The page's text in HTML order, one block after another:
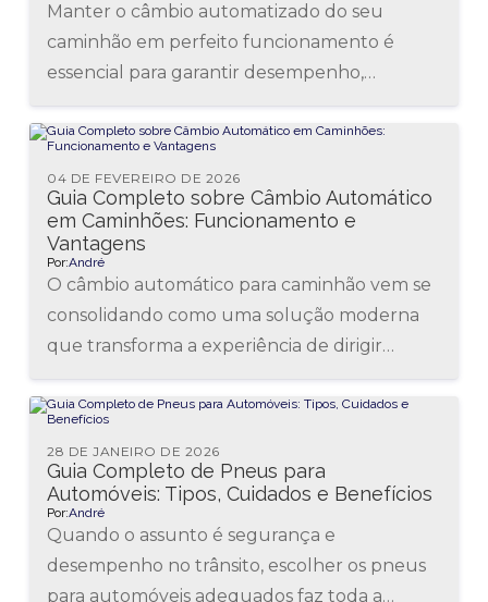
Manter o câmbio automatizado do seu
caminhão em perfeito funcionamento é
essencial para garantir desempenho,
manutenção de câmbio automatizado...
Guia Completo sobre Câmbio Automático
em Caminhões: Funcionamento e
Vantagens
04 DE FEVEREIRO DE 2026
Por:André
O câmbio automático para caminhão vem se
consolidando como uma solução moderna
que transforma a experiência de dirigir
condução,...
Guia Completo de Pneus para
Automóveis: Tipos, Cuidados e Benefícios
28 DE JANEIRO DE 2026
Por:André
Quando o assunto é segurança e
desempenho no trânsito, escolher os pneus
para automóveis adequados faz toda a